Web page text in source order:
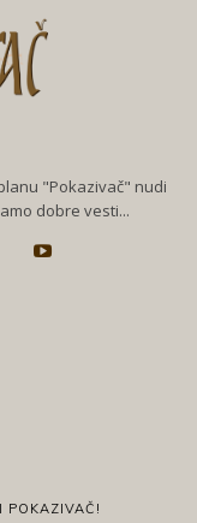
"Pokazivač" nudi
dobre vesti...
POKAZIVAČ!